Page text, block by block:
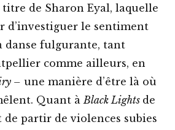
de Sharon Eyal, laquelle
d’investiguer le sentiment
danse fulgurante, tant
comme ailleurs, en
– une manière d’être là où
Quant àBlack Lights de
de partir de violences subies